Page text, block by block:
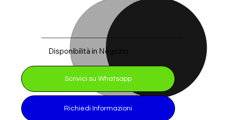
Disponibilità in Negozio
Scrivici su Whatsapp
Richiedi Informazioni